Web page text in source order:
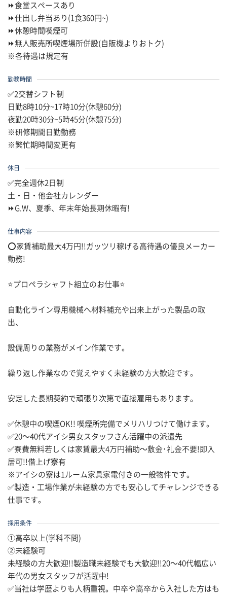
⏩食堂スペースあり
⏩仕出し弁当あり(1食360円~)
⏩休憩時間喫煙可
⏩無人販売所喫煙場所併設(自販機よりおトク)
※各待遇は規定有
勤務時間
✅2交替シフト制
日勤8時10分~17時10分(休憩60分)
夜勤20時30分~5時45分(休憩75分)
※研修期間日勤勤務
※繁忙期時間変更有
休日
✅完全週休2日制
土・日・他会社カレンダー
⏩G.W、夏季、年末年始長期休暇有!
仕事内容
⭕家賃補助最大4万円!!ガッツリ稼げる高待遇の優良メーカー
勤務!
⭐プロペラシャフト組立のお仕事⭐
自動化ライン専用機械へ材料補充や出来上がった製品の取
出、
設備周りの業務がメイン作業です。
繰り返し作業なので覚えやすく未経験の方大歓迎です。
安定した長期契約で頑張り次第で直接雇用もあります。
✅休憩中の喫煙OK!! 喫煙所完備でメリハリつけて働けます。
✅20～40代アイシ男女スタッフさん活躍中の派遣先
✅寮費無料若しくは家賃最大4万円補助～敷金･礼金不要!即入
居可!!借上げ寮有
※アイシの寮は1ルーム家具家電付きの一般物件です。
✅製造・工場作業が未経験の方でも安心してチャレンジできる
仕事です。
採用条件
①高卒以上(学科不問)
②未経験可
未経験の方大歓迎!!製造職未経験でも大歓迎!!20～40代幅広い
年代の男女スタッフが活躍中!
✅当社は学歴よりも人柄重視。中卒や高卒から入社した方はも